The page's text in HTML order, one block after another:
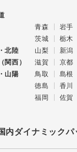
青森 岩手
茨城 栃木
北陸
山梨 新潟
関西）
滋賀 京都
山陽
鳥取 島根
徳島 香川
福岡 佐賀
内ダイナミックパ